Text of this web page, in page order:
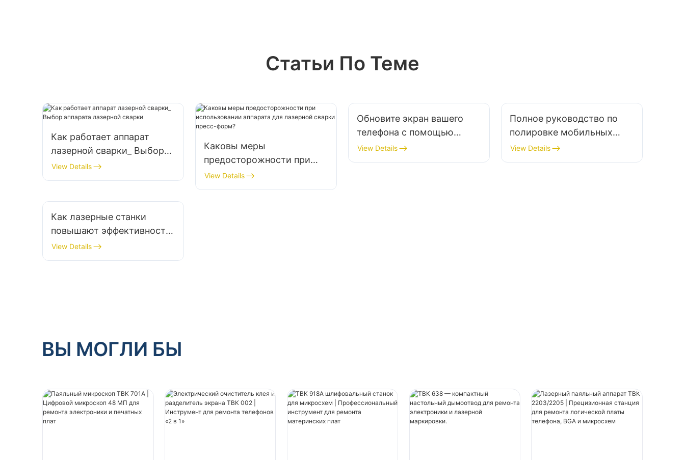
Статьи По Теме
Как работает аппарат
лазерной сварки_ Выбор
аппарата лазерной сварки
View Details
Каковы меры
предосторожности при
использовании аппарата
для лазерной сварки
View Details
Обновите экран вашего
телефона с помощью
нашей полировальной
машины
View Details
Полное руководство по
полировке мобильных
телефонов: все, что вам
нужно знать
View Details
Как лазерные станки
повышают эффективность
ремонта телефонов
View Details
ВЫ МОГЛИ БЫ